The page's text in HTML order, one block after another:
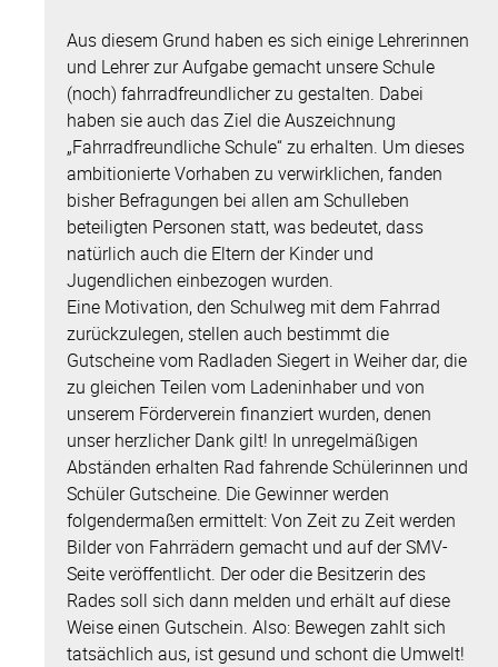
Aus diesem Grund haben es sich einige Lehrerinnen
und Lehrer zur Aufgabe gemacht unsere Schule
(noch) fahrradfreundlicher zu gestalten. Dabei
haben sie auch das Ziel die Auszeichnung
„Fahrradfreundliche Schule“ zu erhalten. Um dieses
ambitionierte Vorhaben zu verwirklichen, fanden
bisher Befragungen bei allen am Schulleben
beteiligten Personen statt, was bedeutet, dass
natürlich auch die Eltern der Kinder und
Jugendlichen einbezogen wurden.
Eine Motivation, den Schulweg mit dem Fahrrad
zurückzulegen, stellen auch bestimmt die
Gutscheine vom Radladen Siegert in Weiher dar, die
zu gleichen Teilen vom Ladeninhaber und von
unserem Förderverein finanziert wurden, denen
unser herzlicher Dank gilt! In unregelmäßigen
Abständen erhalten Rad fahrende Schülerinnen und
Schüler Gutscheine. Die Gewinner werden
folgendermaßen ermittelt: Von Zeit zu Zeit werden
Bilder von Fahrrädern gemacht und auf der SMV-
Seite veröffentlicht. Der oder die Besitzerin des
Rades soll sich dann melden und erhält auf diese
Weise einen Gutschein. Also: Bewegen zahlt sich
tatsächlich aus, ist gesund und schont die Umwelt!